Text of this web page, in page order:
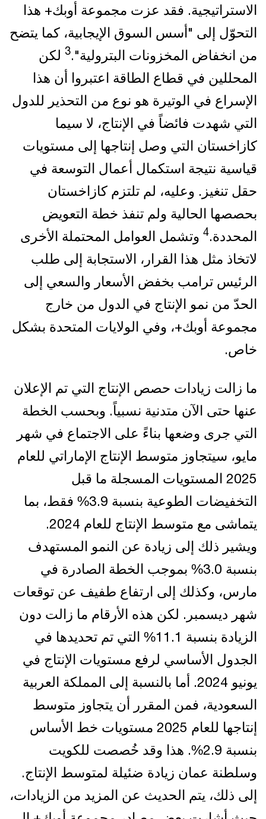
الاستراتيجية. فقد عزت مجموعة أوبك+ هذا
التحوّل إلى "أسس السوق الإيجابية، كما يتضح
من انخفاض المخزونات البترولية".3 لكن
المحللين في قطاع الطاقة اعتبروا أن هذا
الإسراع في الوتيرة هو نوع من التحذير للدول
التي شهدت فائضاً في الإنتاج، لا سيما
كازاخستان التي وصل إنتاجها إلى مستويات
قياسية نتيجة استكمال أعمال التوسعة في
حقل تنغيز. وعليه، لم تلتزم كازاخستان
بحصصها الحالية ولم تنفذ خطة التعويض
المحددة.4 وتشمل العوامل المحتملة الأخرى
لاتخاذ مثل هذا القرار، الاستجابة إلى طلب
الرئيس ترامب بخفض الأسعار والسعي إلى
الحدّ من نمو الإنتاج في الدول من خارج
مجموعة أوبك+، وفي الولايات المتحدة بشكل
خاص.
ما زالت زيادات حصص الإنتاج التي تم الإعلان
عنها حتى الآن متدنية نسبياً. وبحسب الخطة
التي جرى وضعها بناءً على الاجتماع في شهر
مايو، سيتجاوز متوسط الإنتاج الإماراتي للعام
2025 المستويات المسجلة ما قبل
التخفيضات الطوعية بنسبة 3.9% فقط، بما
يتماشى مع متوسط الإنتاج للعام 2024.
ويشير ذلك إلى زيادة عن النمو المستهدف
بنسبة 3.0% بموجب الخطة الصادرة في
مارس، وكذلك إلى ارتفاع طفيف عن توقعات
شهر ديسمبر. لكن هذه الأرقام ما زالت دون
الزيادة بنسبة 11.1% التي تم تحديدها في
الجدول الأساسي لرفع مستويات الإنتاج في
يونيو 2024. أما بالنسبة إلى المملكة العربية
السعودية، فمن المقرر أن يتجاوز متوسط
إنتاجها للعام 2025 مستويات خط الأساس
بنسبة 2.9%. هذا وقد خُصصت للكويت
وسلطنة عمان زيادة ضئيلة لمتوسط الإنتاج.
إلى ذلك، يتم الحديث عن المزيد من الزيادات،